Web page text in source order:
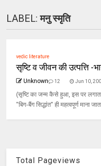
LABEL:मनु स्मृति
vedic literature
सृष्टि व जीवन की उत्पत्ति -
Unknown 12 Jun 10,
(सृष्टि का जन्‍म कैसे हुआ, इस पर
"बिग-बैंग सिद्धांत" ही महत्‍वपूर्ण माना
Total Pageviews